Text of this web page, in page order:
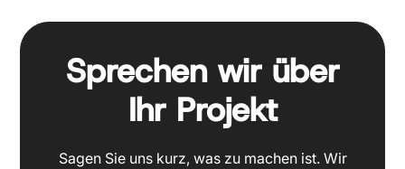
Sprechen wir über
Ihr Projekt
Sagen Sie uns kurz, was zu machen ist. Wir